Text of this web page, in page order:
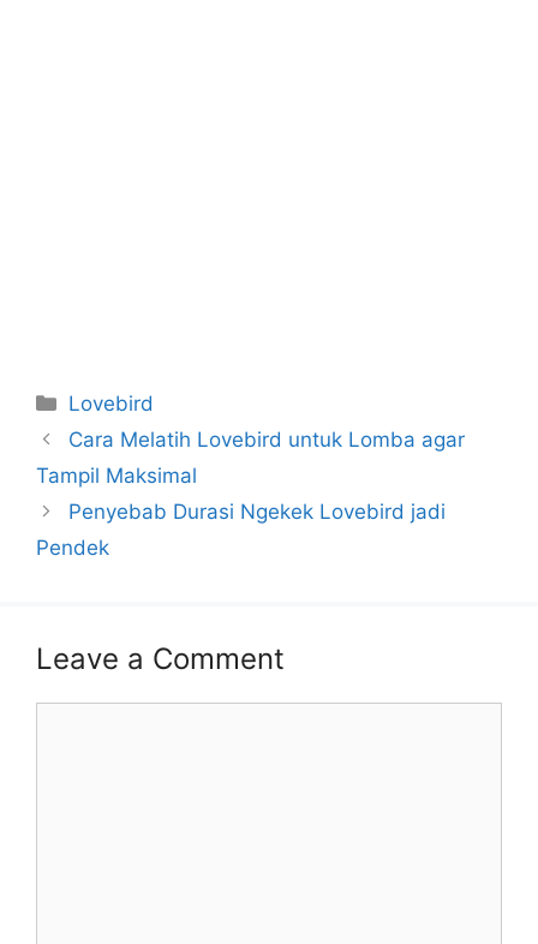
Categories
Lovebird
Cara Melatih Lovebird untuk Lomba agar
Tampil Maksimal
Penyebab Durasi Ngekek Lovebird jadi
Pendek
Leave a Comment